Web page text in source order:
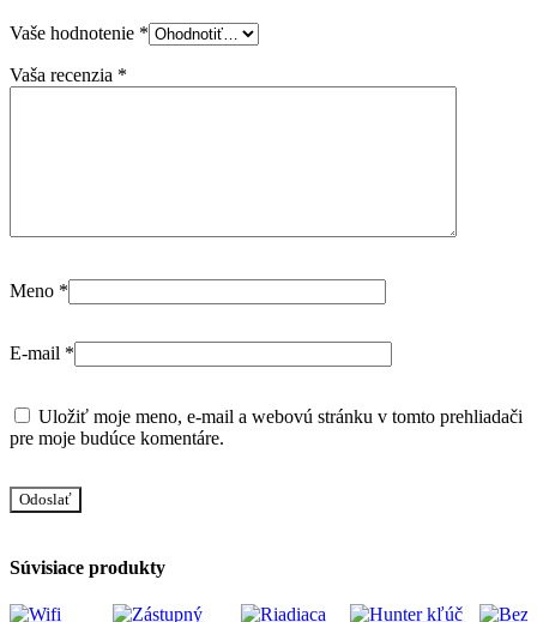
Vaše hodnotenie *
Vaša recenzia *
Meno *
E-mail *
Uložiť moje meno, e-mail a webovú stránku v tomto prehliadači
pre moje budúce komentáre.
Súvisiace produkty